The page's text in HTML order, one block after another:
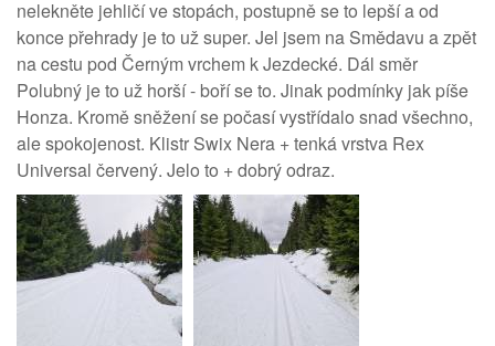
nelekněte jehličí ve stopách, postupně se to lepší a od
konce přehrady je to už super. Jel jsem na Smědavu a zpět
na cestu pod Černým vrchem k Jezdecké. Dál směr
Polubný je to už horší - boří se to. Jinak podmínky jak píše
Honza. Kromě sněžení se počasí vystřídalo snad všechno,
ale spokojenost. Klistr Swix Nera + tenká vrstva Rex
Universal červený. Jelo to + dobrý odraz.